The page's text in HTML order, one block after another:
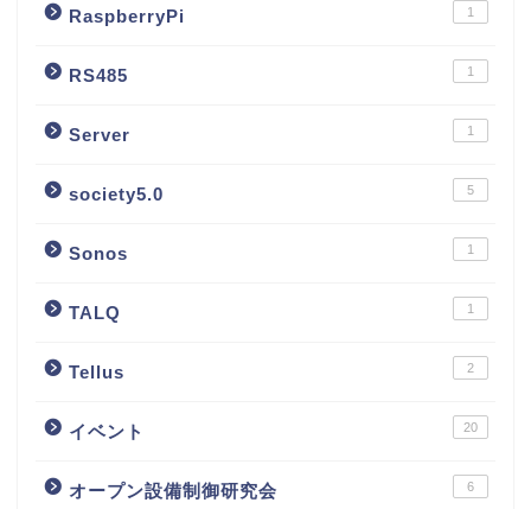
RaspberryPi 1
RS485 1
Server 1
society5.0 5
Sonos 1
TALQ 1
Tellus 2
イベント 20
オープン設備制御研究会 6